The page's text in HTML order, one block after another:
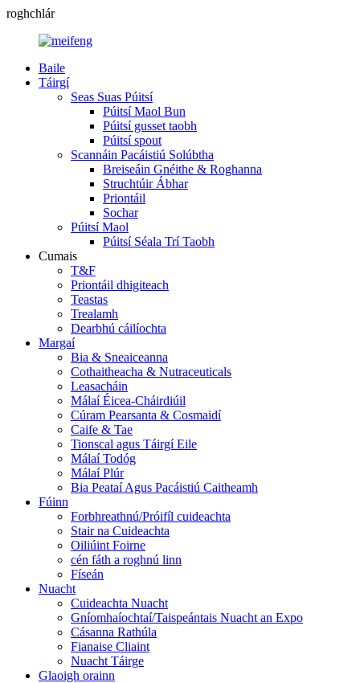
roghchlár
Baile
Táirgí
Seas Suas Púitsí
Púitsí Maol Bun
Púitsí gusset taobh
Púitsí spout
Scannáin Pacáistiú Solúbtha
Breiseáin Gnéithe & Roghanna
Struchtúir Ábhar
Priontáil
Sochar
Púitsí Maol
Púitsí Séala Trí Taobh
Cumais
T&F
Priontáil dhigiteach
Teastas
Trealamh
Dearbhú cáilíochta
Margaí
Bia & Sneaiceanna
Cothaitheacha & Nutraceuticals
Leasacháin
Málaí Éicea-Cháirdiúil
Cúram Pearsanta & Cosmaidí
Caife & Tae
Tionscal agus Táirgí Eile
Málaí Todóg
Málaí Plúr
Bia Peataí Agus Pacáistiú Caitheamh
Fúinn
Forbhreathnú/Próifíl cuideachta
Stair na Cuideachta
Oiliúint Foirne
cén fáth a roghnú linn
Físeán
Nuacht
Cuideachta Nuacht
Gníomhaíochtaí/Taispeántais Nuacht an Expo
Cásanna Rathúla
Fianaise Cliaint
Nuacht Táirge
Glaoigh orainn